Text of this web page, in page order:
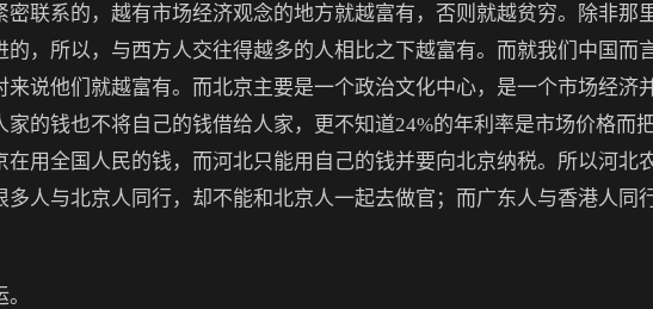
系的，越有市场经济观念的地方就越富有，否则就越贫穷。除非那
，所以，与西方人交往得越多的人相比之下越富有。而就我们中国而言
说他们就越富有。而北京主要是一个政治文化中心，是一个市场经济
的钱也不将自己的钱借给人家，更不知道24%的年利率是市场价格而
用全国人民的钱，而河北只能用自己的钱并要向北京纳税。所以河北
人与北京人同行，却不能和北京人一起去做官；而广东人与香港人同行